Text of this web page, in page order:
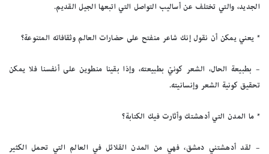
الجديد، والتي تختلف عن أساليب التواصل التي اتبعها الجيل القديم.
* يعني يمكن أن نقول إنك شاعر منفتح على حضارات العالم وثقافاته المتنوعة؟
– بطبيعة الحال، الشعر كونيّ بطبيعته، وإذا بقينا منطوين على أنفسنا فلا يمكن
تحقيق كونية الشعر وإنسانيته.
* ما المدن التي أدهشتك وأثارت فيك الكتابة؟
– لقد أدهشتني دمشق، فهي من المدن القلائل في العالم التي تحمل الكثير